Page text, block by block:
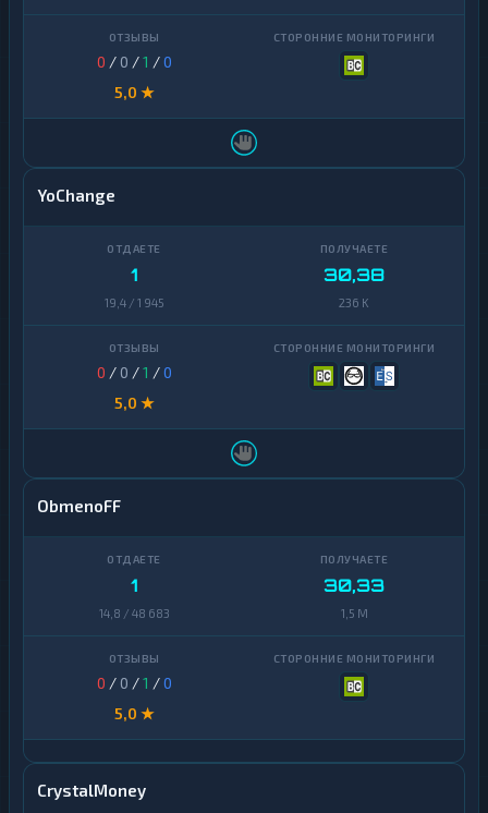
0 / 0 /1 /0
5,0 ★
YoChange
1
19,4 / 1 945
30,38
236 K
0 / 0 /1 /0
5,0 ★
ObmenoFF
1
14,8 / 48 683
30,33
1,5 M
0 / 0 /1 /0
5,0 ★
CrystalMoney